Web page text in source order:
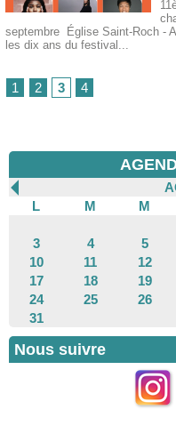
septembre Église Saint-Roch -
les dix ans du festival...
1 2 3 4
L
M M
3
4 5
10
11 12
17
18 19
24
25 26
31
Nous suivre